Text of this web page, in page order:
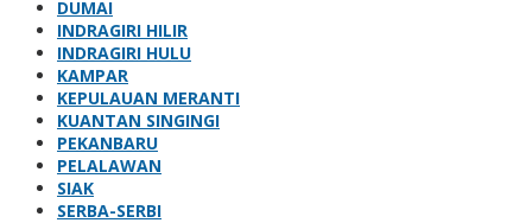
DUMAI
INDRAGIRI HILIR
INDRAGIRI HULU
KAMPAR
KEPULAUAN MERANTI
KUANTAN SINGINGI
PEKANBARU
PELALAWAN
SIAK
SERBA-SERBI